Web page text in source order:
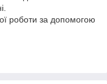
роботи за допомогою